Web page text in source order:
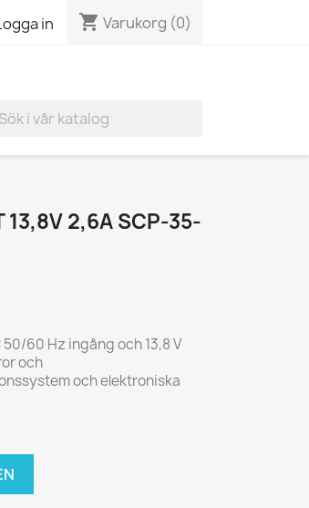
in shopping_cart Varukorg (0)
13,8V 2,6A SCP-35-
60 Hz ingång och 13,8 V
och
och elektroniska